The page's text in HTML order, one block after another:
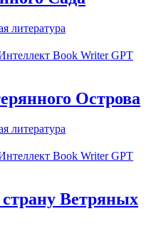
литература
Book Writer GPT
Острова
литература
Book Writer GPT
Ветряных